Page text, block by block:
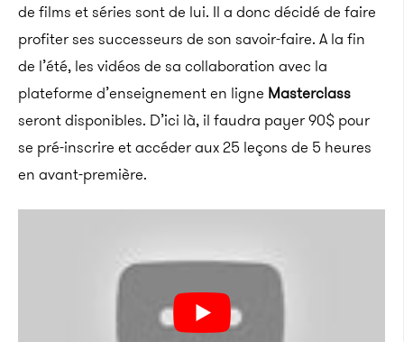
de films et séries sont de lui. Il a donc décidé de faire
profiter ses successeurs de son savoir-faire. A la fin
de l’été, les vidéos de sa collaboration avec la
plateforme d’enseignement en ligne Masterclass
seront disponibles. D’ici là, il faudra payer 90$ pour
se pré-inscrire et accéder aux 25 leçons de 5 heures
en avant-première.